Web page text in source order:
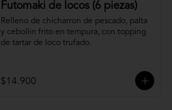
Futomaki de locos (6 piezas)
Relleno de chicharron de pescado, palta
y cebollin frito en tempura, con topping
de tartar de loco trufado.
$14.900